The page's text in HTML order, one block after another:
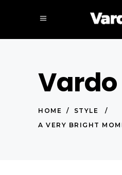
Vardo
HOME / STYLE
/
A VERY BRIGHT